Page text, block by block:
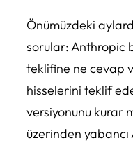
Önümüzdeki
sorular: Anthropic
teklifine ne cevap
hisselerini teklif
versiyonunu kurar
üzerinden yabancı